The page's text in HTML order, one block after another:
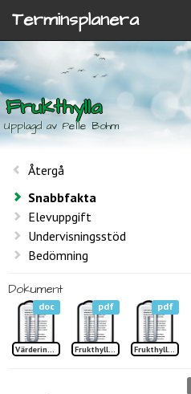
Terminsplanera
Frukthylla
Upplagd av Pelle Bohm
Återgå
Snabbfakta
Elevuppgift
Undervisningsstöd
Bedömning
Dokument
doc
Värdering Frukthylla
pdf
Frukthylla sid 1 TP
pdf
Frukthylla sid 2 TP